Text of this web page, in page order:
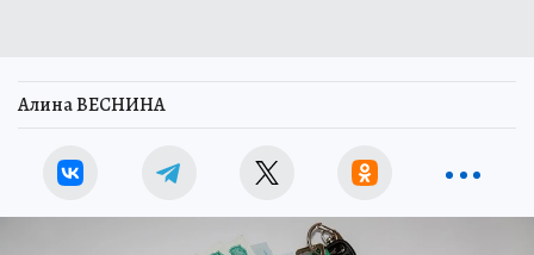
Алина ВЕСНИНА